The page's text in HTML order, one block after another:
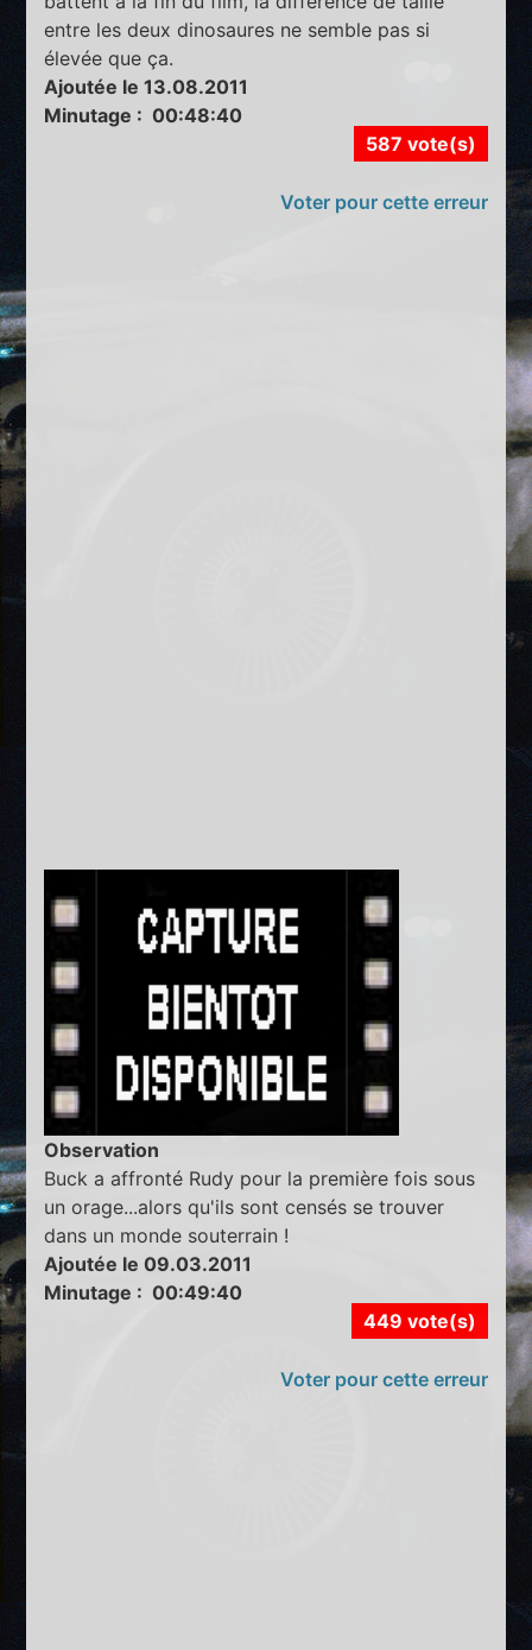
entre les deux dinosaures ne semble pas si
élevée que ça.
Ajoutée le 13.08.2011
Minutage : 00:48:40
587 vote(s)
Voter pour cette erreur
Observation
Buck a affronté Rudy pour la première fois sous
un orage...alors qu'ils sont censés se trouver
dans un monde souterrain !
Ajoutée le 09.03.2011
Minutage : 00:49:40
449 vote(s)
Voter pour cette erreur